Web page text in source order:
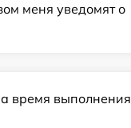
меня уведомят о
время выполнения